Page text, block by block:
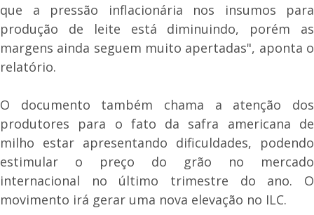
que a pressão inflacionária nos insumos para
produção de leite está diminuindo, porém as
margens ainda seguem muito apertadas", aponta o
relatório.
O documento também chama a atenção dos
produtores para o fato da safra americana de
milho estar apresentando dificuldades, podendo
estimular o preço do grão no mercado
internacional no último trimestre do ano. O
movimento irá gerar uma nova elevação no ILC.